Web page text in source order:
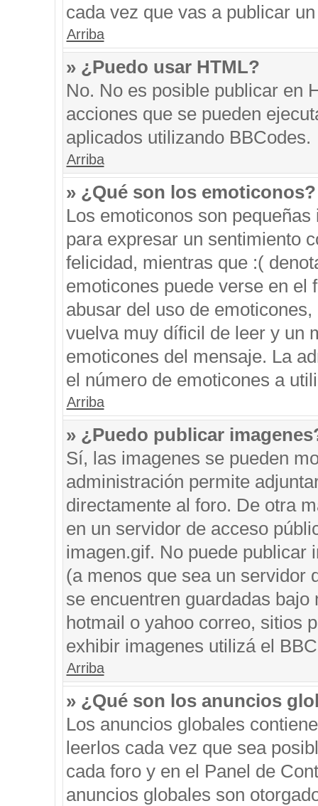
cada vez que vas a publicar
Arriba
» ¿Puedo usar HTML?
No. No es posible publicar en
acciones que se pueden
aplicados utilizando BBCodes.
Arriba
» ¿Qué son los emoticonos?
Los emoticonos son
para expresar un sentimiento
felicidad, mientras que :(
emoticones puede verse en el
abusar del uso de
vuelva muy díficil de leer y un
emoticones del mensaje. La
el número de emoticones a
Arriba
» ¿Puedo publicar
Sí, las imagenes se pueden
administración permite
directamente al foro. De otra
en un servidor de acceso
imagen.gif. No puede publicar
(a menos que sea un servidor
se encuentren guardadas
hotmail o yahoo correo, sitios
exhibir imagenes utilizá el
Arriba
» ¿Qué son los anuncios
Los anuncios globales
leerlos cada vez que sea
cada foro y en el Panel de
anuncios globales son